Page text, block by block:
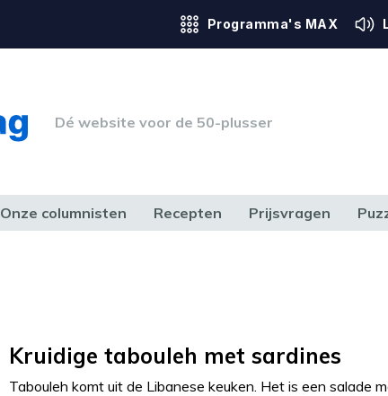
Programma's MAX
Dé website voor de 50-plusser
Onze columnisten Recepten Prijsvragen
Kruidige tabouleh met sardines
Tabouleh komt uit de Libanese keuken. Het is een salade